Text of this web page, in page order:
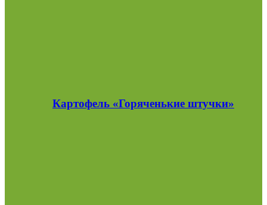
Картофель «Горяченькие штучки»